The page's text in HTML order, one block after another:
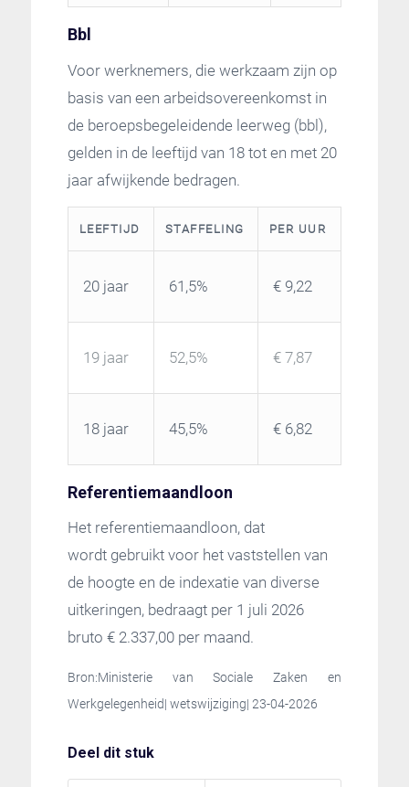
Bbl
Voor werknemers, die werkzaam zijn op
basis van een arbeidsovereenkomst in
de beroepsbegeleidende leerweg (bbl),
gelden in de leeftijd van 18 tot en met 20
jaar afwijkende bedragen.
LEEFTIJD STAFFELING PER UUR
20 jaar 61,5% € 9,22
19 jaar 52,5% € 7,87
18 jaar 45,5% € 6,82
Referentiemaandloon
Het referentiemaandloon, dat
wordt gebruikt voor het vaststellen van
de hoogte en de indexatie van diverse
uitkeringen, bedraagt per 1 juli 2026
bruto € 2.337,00 per maand.
Bron:Ministerie van Sociale Zaken en
Werkgelegenheid| wetswijziging| 23-04-2026
Deel dit stuk